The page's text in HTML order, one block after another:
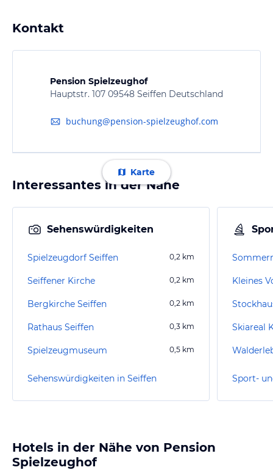
Kontakt
Pension Spielzeughof
Hauptstr. 107 09548 Seiffen Deutschland
buchung@pension-spielzeughof.com
Karte
Interessantes in der Nähe
Sehenswürdigkeiten
Spielzeugdorf Seiffen 0,2 km
Seiffener Kirche 0,2 km
Bergkirche Seiffen 0,2 km
Rathaus Seiffen 0,3 km
Spielzeugmuseum 0,5 km
Sehenswürdigkeiten in Seiffen
Kleines
Skiareal
Sport-
Hotels in der Nähe von Pension
Spielzeughof